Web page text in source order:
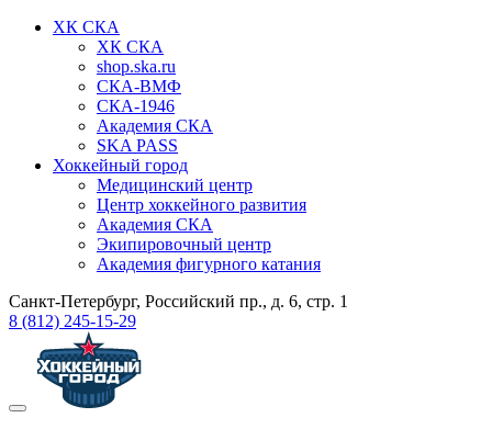
ХК СКА
ХК СКА
shop.ska.ru
СКА-ВМФ
СКА-1946
Академия СКА
SKA PASS
Хоккейный город
Медицинский центр
Центр хоккейного развития
Академия СКА
Экипировочный центр
Академия фигурного катания
Санкт-Петербург, Российский пр., д. 6, стр. 1
8 (812) 245-15-29